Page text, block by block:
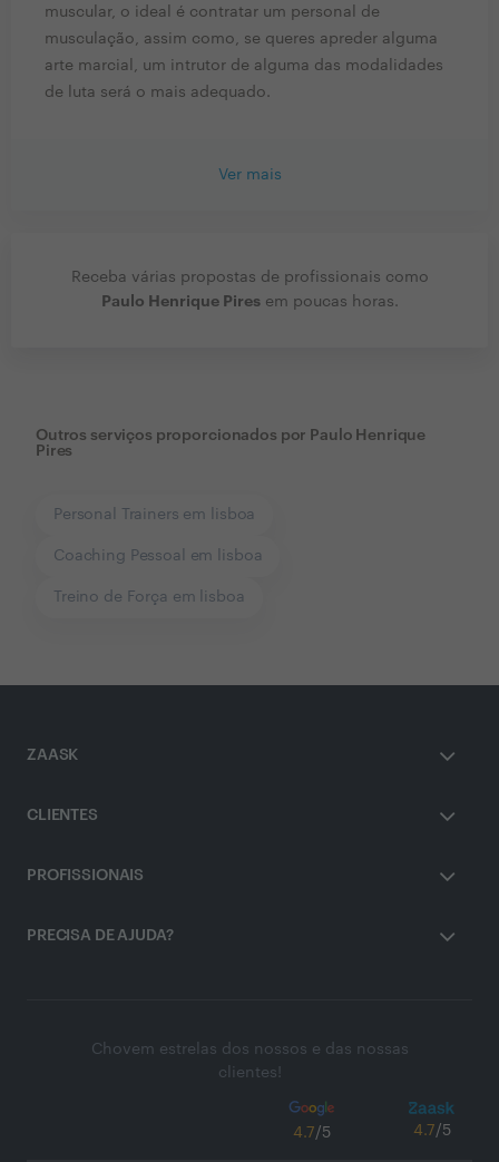
muscular, o ideal é contratar um personal de
musculação, assim como, se queres apreder alguma
arte marcial, um intrutor de alguma das modalidades
de luta será o mais adequado.
Ver mais
Receba várias propostas de profissionais como
Paulo Henrique Piresem poucas horas.
Outros serviços proporcionados por Paulo Henrique
Pires
Personal Trainers em lisboa
Coaching Pessoal em lisboa
Treino de Força em lisboa
ZAASK
CLIENTES
PROFISSIONAIS
PRECISA DE AJUDA?
Chovem estrelas dos nossos e das nossas
clientes!
4.7/5 4.7/5